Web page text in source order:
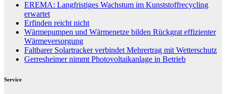
EREMA: Langfristiges Wachstum im Kunststoffrecycling
erwartet
Erfinden reicht nicht
Wärmepumpen und Wärmenetze bilden Rückgrat effizienter
Wärmeversorgung
Faltbarer Solartracker verbindet Mehrertrag mit Wetterschutz
Gerresheimer nimmt Photovoltaikanlage in Betrieb
Service